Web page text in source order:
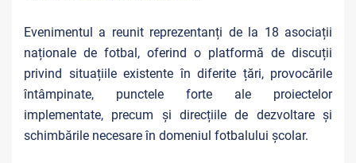
Evenimentul a reunit reprezentanți de la 18 asociații
naționale de fotbal, oferind o platformă de discuții
privind situațiile existente în diferite țări, provocările
întâmpinate, punctele forte ale proiectelor
implementate, precum și direcțiile de dezvoltare și
schimbările necesare în domeniul fotbalului școlar.